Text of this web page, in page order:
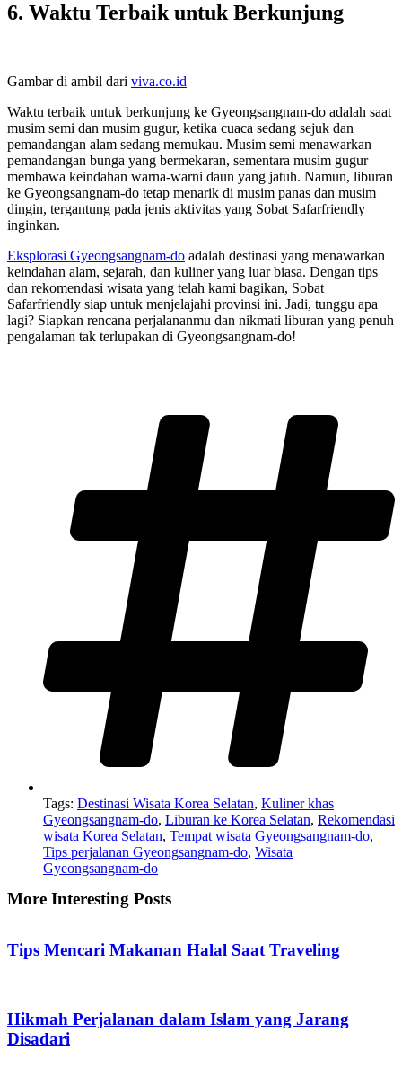
6. Waktu Terbaik untuk Berkunjung
Gambar di ambil dari viva.co.id
Waktu terbaik untuk berkunjung ke Gyeongsangnam-do adalah saat
musim semi dan musim gugur, ketika cuaca sedang sejuk dan
pemandangan alam sedang memukau. Musim semi menawarkan
pemandangan bunga yang bermekaran, sementara musim gugur
membawa keindahan warna-warni daun yang jatuh. Namun, liburan
ke Gyeongsangnam-do tetap menarik di musim panas dan musim
dingin, tergantung pada jenis aktivitas yang Sobat Safarfriendly
inginkan.
Eksplorasi Gyeongsangnam-do adalah destinasi yang menawarkan
keindahan alam, sejarah, dan kuliner yang luar biasa. Dengan tips
dan rekomendasi wisata yang telah kami bagikan, Sobat
Safarfriendly siap untuk menjelajahi provinsi ini. Jadi, tunggu apa
lagi? Siapkan rencana perjalananmu dan nikmati liburan yang penuh
pengalaman tak terlupakan di Gyeongsangnam-do!
Tags: Destinasi Wisata Korea Selatan, Kuliner khas
Gyeongsangnam-do, Liburan ke Korea Selatan, Rekomendasi
wisata Korea Selatan, Tempat wisata Gyeongsangnam-do,
Tips perjalanan Gyeongsangnam-do, Wisata
Gyeongsangnam-do
More Interesting Posts
Tips Mencari Makanan Halal Saat Traveling
Hikmah Perjalanan dalam Islam yang Jarang
Disadari